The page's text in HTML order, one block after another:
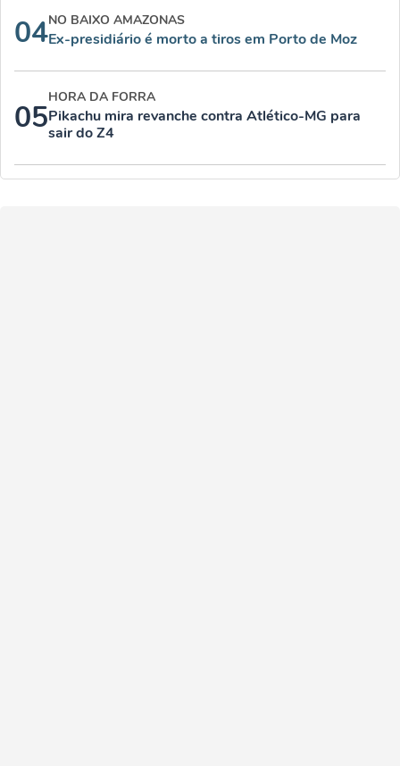
04NO BAIXO AMAZONAS
Ex-presidiário é morto a tiros em Porto de Moz
05
HORA DA FORRA
Pikachu mira revanche contra Atlético-MG para
sair do Z4